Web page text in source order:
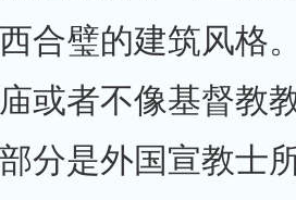
合璧的建筑风格
或者不像基督教
分是外国宣教士